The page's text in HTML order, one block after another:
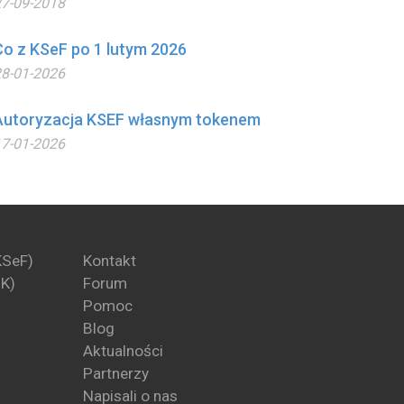
z KSeF po 1 lutym 2026
01-2026
KSEF własnym tokenem
01-2026
Kontakt
Forum
Pomoc
Blog
Aktualności
Partnerzy
Napisali o nas